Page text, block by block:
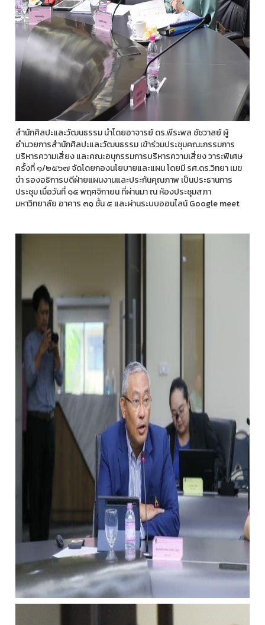
สำนักศิลปะและวัฒนธรรม นำโดยอาจารย์ ดร.พีระพล ชัชวาลย์ ผู้
อำนวยการสำนักศิลปะและวัฒนธรรม เข้าร่วมประชุมคณะกรรมการ
บริหารความเสี่ยง และคณะอนุกรรมการบริหารความเสี่ยง วาระพิเศษ
ครั้งที่ ๑/๒๕๖๗ จัดโดยกองนโยบายและแผน โดยมี รศ.ดร.วิทยา เมฆ
ขำ รองอธิการบดีฝ่ายแผนงานและประกันคุณภาพ เป็นประธานการ
ประชุม เมื่อวันที่ ๑๕ พฤศจิกายน ที่ผ่านมา ณ ห้องประชุมสภา
มหาวิทยาลัย อาคาร ๓๑ ชั้น ๕ และผ่านระบบออนไลน์ Google meet